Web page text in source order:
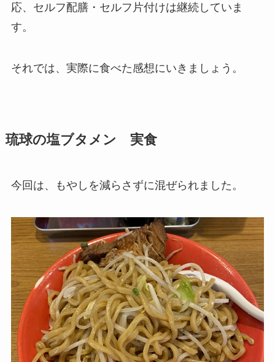
応、セルフ配膳・セルフ片付けは継続していま
す。
それでは、実際に食べた感想にいきましょう。
琉球の塩ブタメン 実食
今回は、もやしを減らさずに混ぜられました。